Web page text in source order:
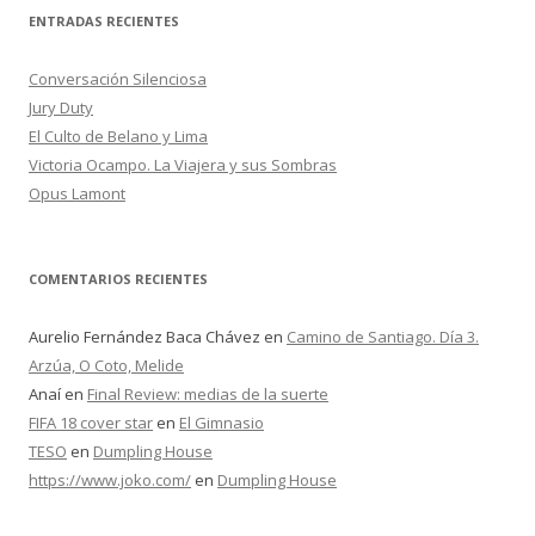
c
r
:
ENTRADAS RECIENTES
Conversación Silenciosa
Jury Duty
El Culto de Belano y Lima
Victoria Ocampo. La Viajera y sus Sombras
Opus Lamont
COMENTARIOS RECIENTES
Aurelio Fernández Baca Chávez en Camino de Santiago. Día 3.
Arzúa, O Coto, Melide
Anaí en Final Review: medias de la suerte
FIFA 18 cover star en El Gimnasio
TESO en Dumpling House
https://www.joko.com/ en Dumpling House